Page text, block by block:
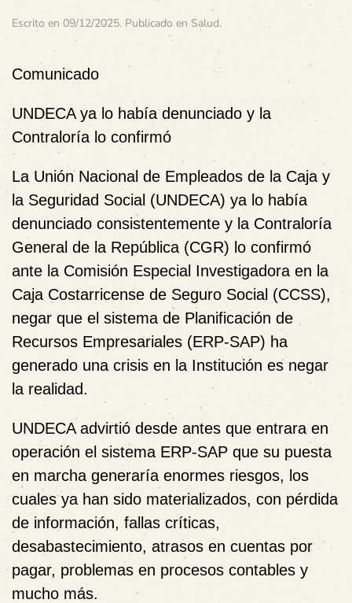
Escrito en 09/12/2025. Publicado en Salud.
Comunicado
UNDECA ya lo había denunciado y la
Contraloría lo confirmó
La Unión Nacional de Empleados de la Caja y
la Seguridad Social (UNDECA) ya lo había
denunciado consistentemente y la Contraloría
General de la República (CGR) lo confirmó
ante la Comisión Especial Investigadora en la
Caja Costarricense de Seguro Social (CCSS),
negar que el sistema de Planificación de
Recursos Empresariales (ERP-SAP) ha
generado una crisis en la Institución es negar
la realidad.
UNDECA advirtió desde antes que entrara en
operación el sistema ERP-SAP que su puesta
en marcha generaría enormes riesgos, los
cuales ya han sido materializados, con pérdida
de información, fallas críticas,
desabastecimiento, atrasos en cuentas por
pagar, problemas en procesos contables y
mucho más.